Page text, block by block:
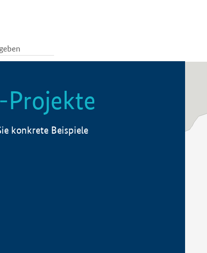
Projekte
konkrete Beispiele